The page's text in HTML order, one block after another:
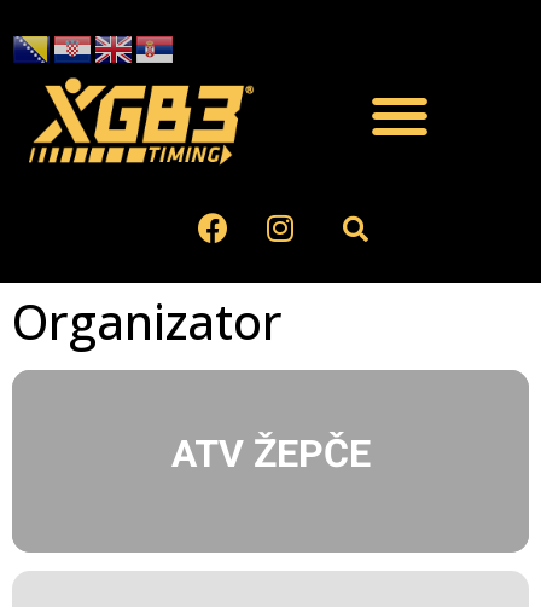
Organizator
ATV ŽEPČE